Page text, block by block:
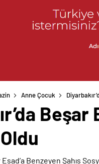
Anne Çocuk
Beşar